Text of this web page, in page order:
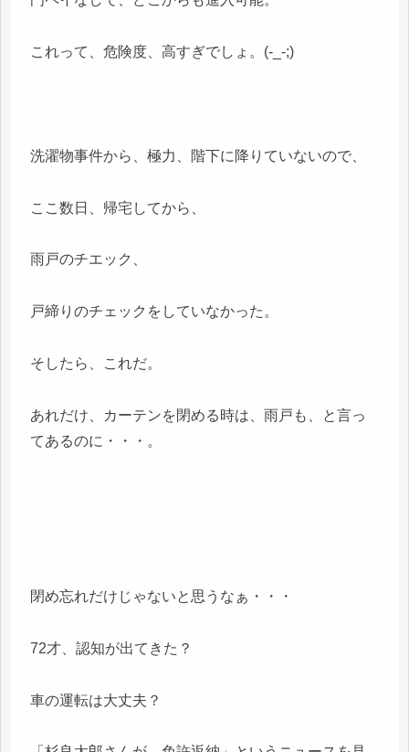
これって、危険度、高すぎでしょ。(-_-;)
洗濯物事件から、極力、階下に降りていないので、
ここ数日、帰宅してから、
雨戸のチエック、
戸締りのチェックをしていなかった。
そしたら、これだ。
あれだけ、カーテンを閉める時は、雨戸も、と言っ
てあるのに・・・。
閉め忘れだけじゃないと思うなぁ・・・
72才、認知が出てきた？
車の運転は大丈夫？